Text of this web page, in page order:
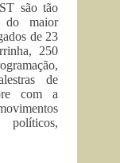
são tão
do maior
de 23
250
de
com a